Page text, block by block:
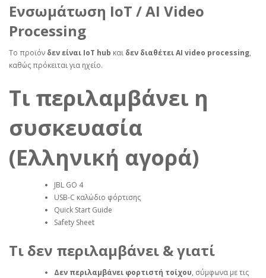
Ενσωμάτωση IoT / AI Video
Processing
Το προϊόν δεν είναι IoT hub και δεν διαθέτει AI video processing,
καθώς πρόκειται για ηχείο.
Τι περιλαμβάνει η
συσκευασία
(Ελληνική αγορά)
JBL GO 4
USB‑C καλώδιο φόρτισης
Quick Start Guide
Safety Sheet
Τι δεν περιλαμβάνει & γιατί
Δεν περιλαμβάνει φορτιστή τοίχου, σύμφωνα με τις